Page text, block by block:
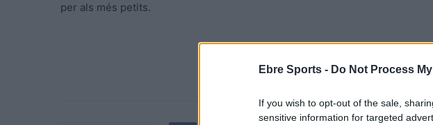
Ebre Sports - Do Not Process
If you wish to opt-out of the sale,
sensitive information for targeted
per als més petits.